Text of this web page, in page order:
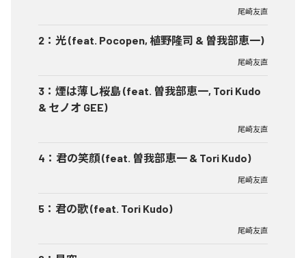
尾崎友直
2 ： 光 (feat. Pocopen, 植野隆司 & 曽我部恵一)
尾崎友直
3 ： 煙は薄し桜島 (feat. 曽我部恵一, Tori Kudo
& セノオ GEE)
尾崎友直
4 ： 君の笑顔 (feat. 曽我部恵一 & Tori Kudo)
尾崎友直
5 ： 君の歌 (feat. Tori Kudo)
尾崎友直